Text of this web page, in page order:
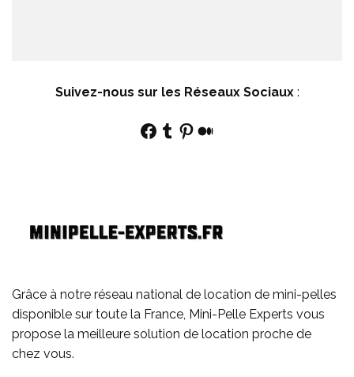
Suivez-nous sur les Réseaux Sociaux:
Facebook
Tumblr
Pinterest
Medium
Grâce à notre réseau national de location de mini-pelles
disponible sur toute la France, Mini-Pelle Experts vous
propose la meilleure solution de location proche de
chez vous.